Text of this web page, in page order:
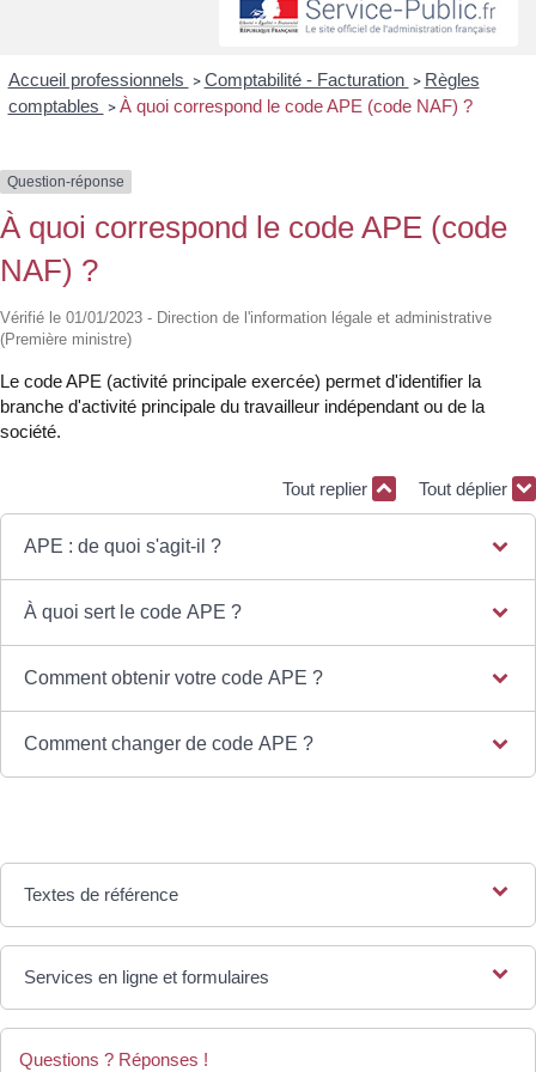
Accueil professionnels > Comptabilité - Facturation > Règles
comptables > À quoi correspond le code APE (code NAF) ?
Question-réponse
À quoi correspond le code APE (code
NAF) ?
Vérifié le 01/01/2023 - Direction de l'information légale et administrative
(Première ministre)
Le code APE (activité principale exercée) permet d'identifier la
branche d'activité principale du travailleur indépendant ou de la
société.
Tout replier Tout déplier
APE : de quoi s'agit-il ?
À quoi sert le code APE ?
Comment obtenir votre code APE ?
Comment changer de code APE ?
Textes de référence
Services en ligne et formulaires
Questions ? Réponses !